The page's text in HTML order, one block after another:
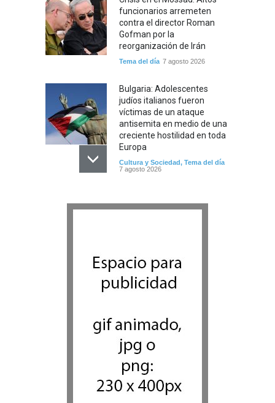
funcionarios arremeten
contra el director Roman
Gofman por la
reorganización de Irán
Tema del día 7 agosto 2026
Bulgaria: Adolescentes
judíos italianos fueron
víctimas de un ataque
antisemita en medio de una
creciente hostilidad en toda
Europa
Cultura y Sociedad, Tema del día
7 agosto 2026
Jenin después de que un
Alarma en Israel: Crece el
temor de que el apoyo
permanente
Israel y Medio Oriente
7 agosto 2026